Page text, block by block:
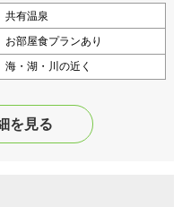
共有温泉
お部屋食プランあり
海・湖・川の近く
を見る